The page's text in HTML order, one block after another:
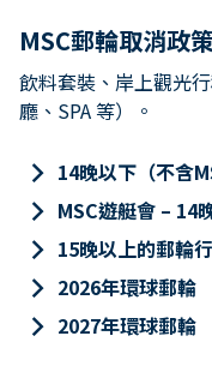
MSC郵輪取消政
飲料套裝、岸上觀光
廳、SPA 等）。
keyboard_arrow_right 14晚以下（不含
keyboard_arrow_right MSC遊艇會 – 14
keyboard_arrow_right 15晚以上的郵輪
keyboard_arrow_right 2026年環球郵輪
keyboard_arrow_right 2027年環球郵輪